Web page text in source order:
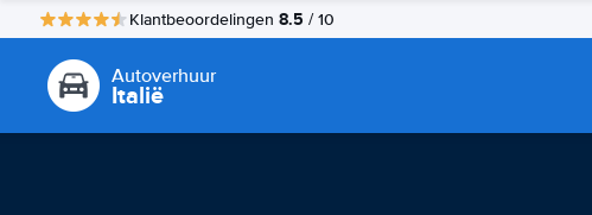
Klantbeoordelingen 8.5 / 10
Autoverhuur
Italië